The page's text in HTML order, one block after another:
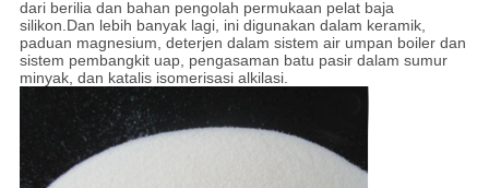
dari berilia dan bahan pengolah permukaan pelat baja
silikon.Dan lebih banyak lagi, ini digunakan dalam keramik,
paduan magnesium, deterjen dalam sistem air umpan boiler dan
sistem pembangkit uap, pengasaman batu pasir dalam sumur
minyak, dan katalis isomerisasi alkilasi.